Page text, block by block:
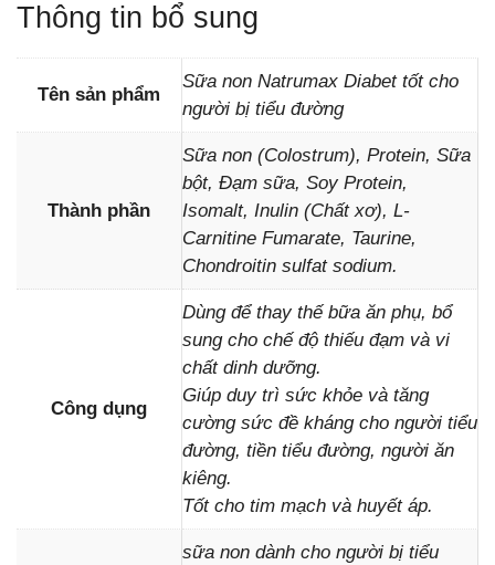
Thông tin bổ sung
Tên sản phẩm
Sữa non Natrumax Diabet tốt cho
người bị tiểu đường
Thành phần
Sữa non (Colostrum), Protein, Sữa
bột, Đạm sữa, Soy Protein,
Isomalt, Inulin (Chất xơ), L-
Carnitine Fumarate, Taurine,
Chondroitin sulfat sodium.
Công dụng
Dùng để thay thế bữa ăn phụ, bổ
sung cho chế độ thiếu đạm và vi
chất dinh dưỡng.
Giúp duy trì sức khỏe và tăng
cường sức đề kháng cho người tiểu
đường, tiền tiểu đường, người ăn
kiêng.
Tốt cho tim mạch và huyết áp.
sữa non dành cho người bị tiểu